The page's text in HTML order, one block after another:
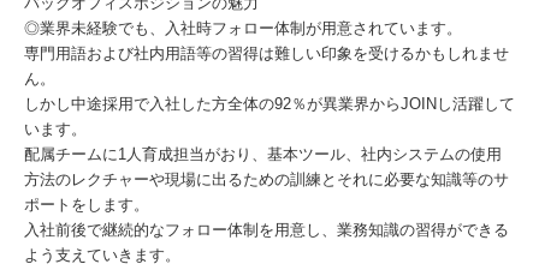
◎業界未経験でも、入社時フォロー体制が用意されています。
専門用語および社内用語等の習得は難しい印象を受けるかもしれませ
ん。
しかし中途採用で入社した方全体の92％が異業界からJOINし活躍して
います。
配属チームに1人育成担当がおり、基本ツール、社内システムの使用
方法のレクチャーや現場に出るための訓練とそれに必要な知識等のサ
ポートをします。
入社前後で継続的なフォロー体制を用意し、業務知識の習得ができる
よう支えていきます。